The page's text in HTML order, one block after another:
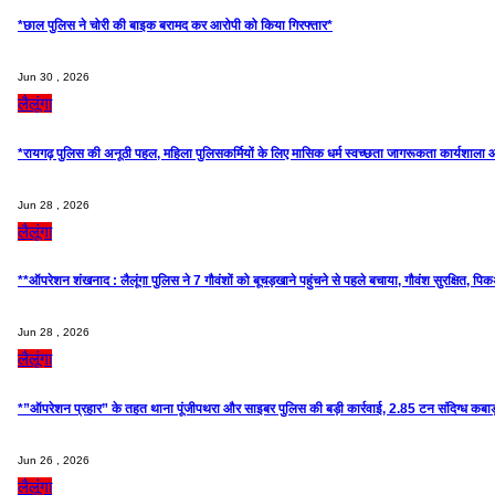
*छाल पुलिस ने चोरी की बाइक बरामद कर आरोपी को किया गिरफ्तार*
Jun 30 , 2026
लैलूंगा
*रायगढ़ पुलिस की अनूठी पहल, महिला पुलिसकर्मियों के लिए मासिक धर्म स्वच्छता जागरूकता कार्यशाला
Jun 28 , 2026
लैलूंगा
**ऑपरेशन शंखनाद : लैलूंगा पुलिस ने 7 गौवंशों को बूचड़खाने पहुंचने से पहले बचाया, गौवंश सुरक्षित,
Jun 28 , 2026
लैलूंगा
*”ऑपरेशन प्रहार” के तहत थाना पूंजीपथरा और साइबर पुलिस की बड़ी कार्रवाई, 2.85 टन संदिग्ध
Jun 26 , 2026
लैलूंगा